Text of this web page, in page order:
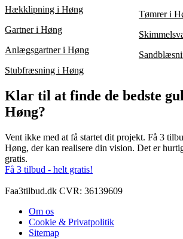
Hækklipning i Høng
Gartner i Høng
Anlægsgartner i Høng
Stubfræsning i Høng
Tømrer i
Klar til at finde de bedste
Høng?
Vent ikke med at få startet dit projekt. Få 3
Høng, der kan realisere din vision. Det er
gratis.
Få 3 tilbud - helt gratis!
Faa3tilbud.dk CVR: 36139609
Om os
Cookie & Privatpolitik
Sitemap